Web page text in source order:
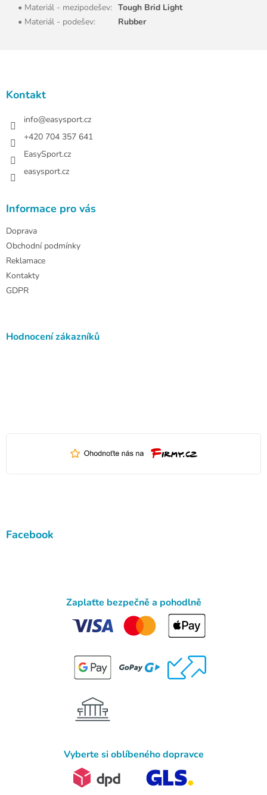
• Materiál - mezipodešev: Tough Brid Light
• Materiál - podešev: Rubber
Kontakt
info@easysport.cz
+420 704 357 641
EasySport.cz
easysport.cz
Informace pro vás
Doprava
Obchodní podmínky
Reklamace
Kontakty
GDPR
Hodnocení zákazníků
Facebook
Zaplaťte bezpečně a pohodlně
Vyberte si oblíbeného dopravce